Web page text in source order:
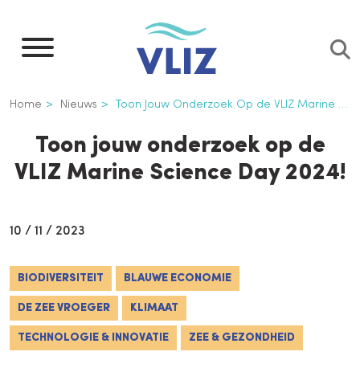
naar
inhoud
gaan
Kruimelpad
Home Nieuws Toon Jouw Onderzoek Op de VLIZ Marine Science Day 2024!
Toon jouw onderzoek op de
VLIZ Marine Science Day 2024!
10 / 11 / 2023
BIODIVERSITEIT BLAUWE ECONOMIE
DE ZEE VROEGER KLIMAAT
TECHNOLOGIE & INNOVATIE ZEE & GEZONDHEID